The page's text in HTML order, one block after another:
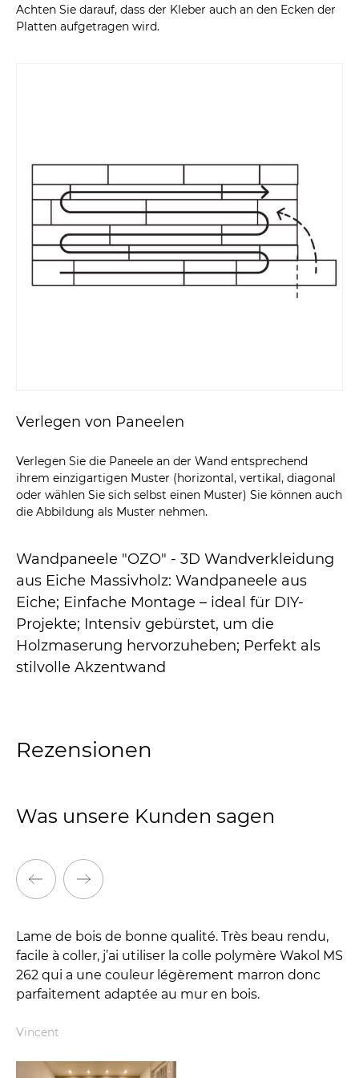
Achten Sie darauf, dass der Kleber auch an den Ecken der
Platten aufgetragen wird.
Verlegen von Paneelen
Verlegen Sie die Paneele an der Wand entsprechend
ihrem einzigartigen Muster (horizontal, vertikal, diagonal
oder wählen Sie sich selbst einen Muster) Sie können auch
die Abbildung als Muster nehmen.
Wandpaneele "OZO" - 3D Wandverkleidung
aus Eiche Massivholz: Wandpaneele aus
Eiche; Einfache Montage – ideal für DIY-
Projekte; Intensiv gebürstet, um die
Holzmaserung hervorzuheben; Perfekt als
stilvolle Akzentwand
Rezensionen
Was unsere Kunden sagen
Lame de bois de bonne qualité. Très beau rendu,
facile à coller, j’ai utiliser la colle polymère Wakol MS
262 qui a une couleur légèrement marron donc
parfaitement adaptée au mur en bois.
Vincent